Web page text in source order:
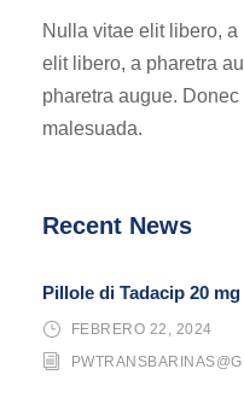
Nulla vitae elit libero,
elit libero, a pharetra
pharetra augue.
malesuada.
Recent News
Pillole di Tadacip 20
FEBRERO 22, 2024